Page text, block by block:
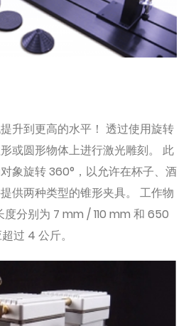
升到更高的水平！ 透过使用旋转
或圆形物体上进行激光雕刻。 此
象旋转 360°，以允许在杯子、酒
供两种类型的锥形夹具。 工作物
分别为 7 mm / 110 mm 和 650
过 4 公斤。